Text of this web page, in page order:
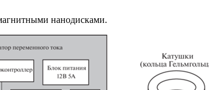
нанодисками.